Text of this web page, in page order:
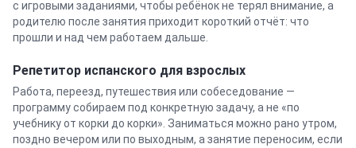
с игровыми заданиями, чтобы ребёнок не терял внимание, а
родителю после занятия приходит короткий отчёт: что
прошли и над чем работаем дальше.
Репетитор испанского для взрослых
Работа, переезд, путешествия или собеседование —
программу собираем под конкретную задачу, а не «по
учебнику от корки до корки». Заниматься можно рано утром,
поздно вечером или по выходным, а занятие переносим, если